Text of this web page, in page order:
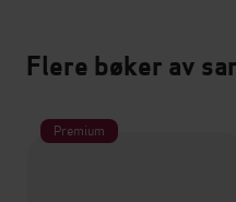
Flere bøker av
Premium